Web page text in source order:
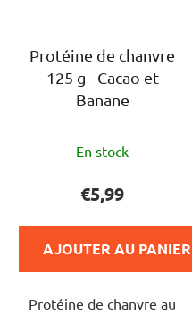
Protéine de chanvre
125 g - Cacao et
Banane
moyenne
du
produit
de
sur
En stock
€5,99
AJOUTER AU PANIER
Protéine de chanvre au